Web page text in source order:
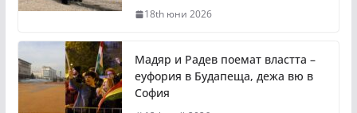
18th юни 2026
Мадяр и Радев поемат властта –
еуфория в Будапеща, дежа вю в
София